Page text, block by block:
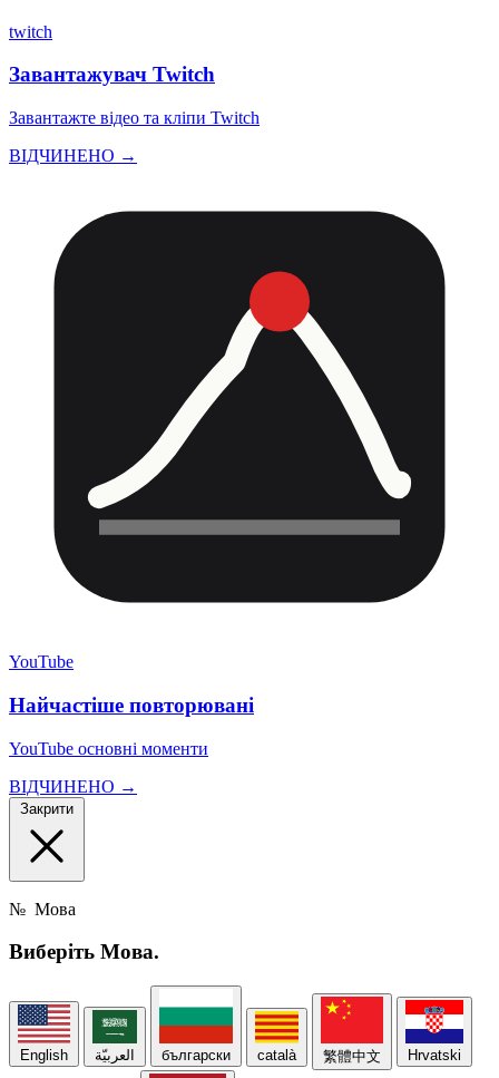
twitch
Завантажувач Twitch
Завантажте відео та кліпи Twitch
ВІДЧИНЕНО →
YouTube
Найчастіше повторювані
YouTube основні моменти
ВІДЧИНЕНО →
Закрити
№ Мова
Виберіть Мова.
English العربيّة български català 繁體中文 Hrvatski